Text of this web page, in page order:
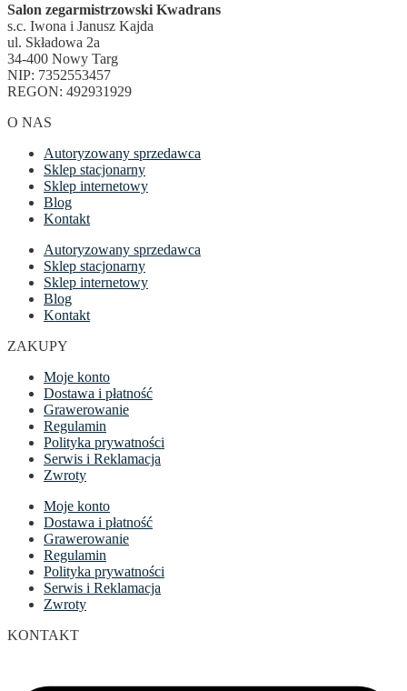
Salon zegarmistrzowski Kwadrans
s.c. Iwona i Janusz Kajda
ul. Składowa 2a
34-400 Nowy Targ
NIP: 7352553457
REGON: 492931929
O NAS
Autoryzowany sprzedawca
Sklep stacjonarny
Sklep internetowy
Blog
Kontakt
Autoryzowany sprzedawca
Sklep stacjonarny
Sklep internetowy
Blog
Kontakt
ZAKUPY
Moje konto
Dostawa i płatność
Grawerowanie
Regulamin
Polityka prywatności
Serwis i Reklamacja
Zwroty
Moje konto
Dostawa i płatność
Grawerowanie
Regulamin
Polityka prywatności
Serwis i Reklamacja
Zwroty
KONTAKT